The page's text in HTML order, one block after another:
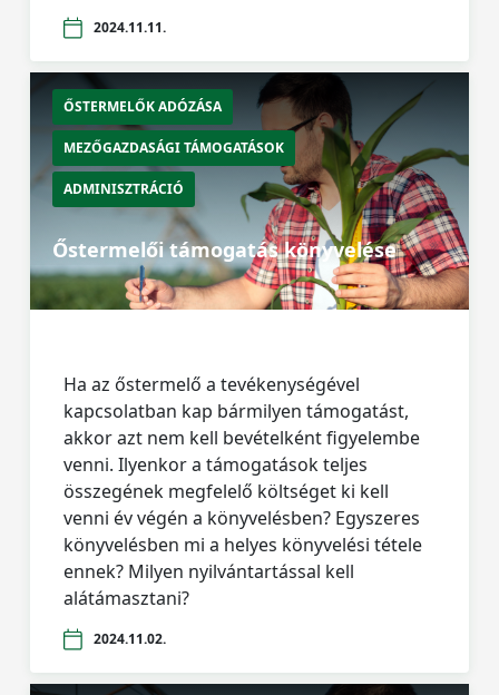
2024.11.11.
ŐSTERMELŐK ADÓZÁSA
MEZŐGAZDASÁGI TÁMOGATÁSOK
ADMINISZTRÁCIÓ
Őstermelői támogatás könyvelése
Ha az őstermelő a tevékenységével
kapcsolatban kap bármilyen támogatást,
akkor azt nem kell bevételként figyelembe
venni. Ilyenkor a támogatások teljes
összegének megfelelő költséget ki kell
venni év végén a könyvelésben? Egyszeres
könyvelésben mi a helyes könyvelési tétele
ennek? Milyen nyilvántartással kell
alátámasztani?
2024.11.02.